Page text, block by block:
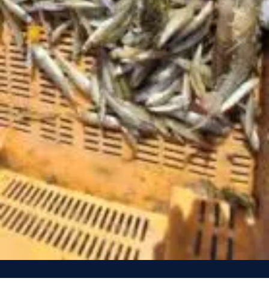
Vous n’êtes pas encore inscrit à Biolit ?
Inscrivez-vous dès maintenant